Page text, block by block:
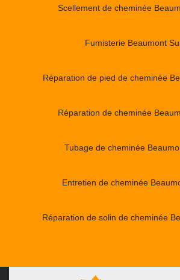
Scellement de cheminée
Fumisterie Beaumont
Réparation de pied de cheminée
Réparation de cheminée
Tubage de cheminée
Entretien de cheminée
Réparation de solin de cheminée